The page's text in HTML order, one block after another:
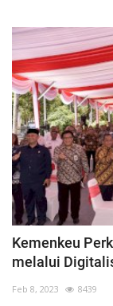
Kemenkeu
melalui
Feb 8, 2023 8439